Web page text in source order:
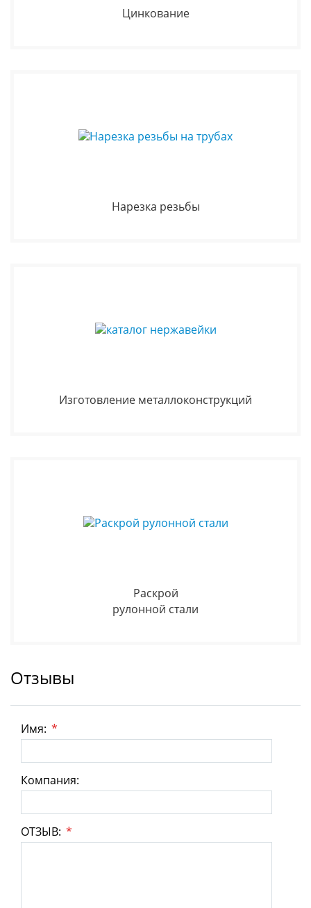
Цинкование
Нарезка резьбы
Изготовление металлоконструкций
Раскрой
рулонной стали
Отзывы
Имя: *
Компания:
ОТЗЫВ: *